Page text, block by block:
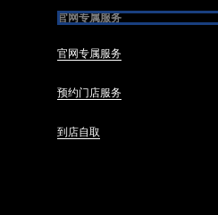
官网专属服务
官网专属服务
预约门店服务
到店自取